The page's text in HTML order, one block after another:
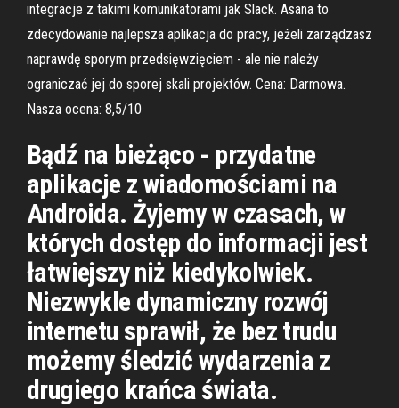
integracje z takimi komunikatorami jak Slack. Asana to
zdecydowanie najlepsza aplikacja do pracy, jeżeli zarządzasz
naprawdę sporym przedsięwzięciem - ale nie należy
ograniczać jej do sporej skali projektów. Cena: Darmowa.
Nasza ocena: 8,5/10
Bądź na bieżąco - przydatne
aplikacje z wiadomościami na
Androida. Żyjemy w czasach, w
których dostęp do informacji jest
łatwiejszy niż kiedykolwiek.
Niezwykle dynamiczny rozwój
internetu sprawił, że bez trudu
możemy śledzić wydarzenia z
drugiego krańca świata.